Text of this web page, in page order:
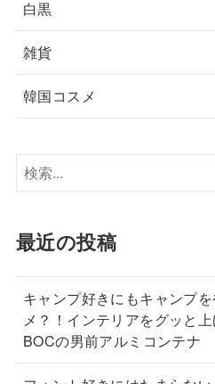
白黒
雑貨
韓国コスメ
最近の投稿
キャンプ好きにもキャンプ
メ？！インテリアをグッと上
BOCの男前アルミコンテナ